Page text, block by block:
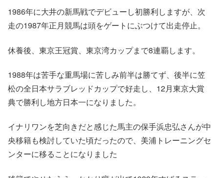
1986年に大井の新馬戦でデビューし初勝利しますが、次
走の1987年正月競馬は頭をゲートにぶつけて出走停止。
休養後、東京王冠賞、東京湾カップまで8連覇します。
1988年は苦手な重馬場に苦しみ前半は勝てず、後半に笠
松の全日本サラブレッドカップで好走し、12月東京大賞
典で勝利し地方日本一になりました。
イナリワンを芝向きだと感じた馬主の保手浜忠弘さんが中
央移籍も検討していた頃だったので、美浦トレーニングセ
ンターに移ることになりました